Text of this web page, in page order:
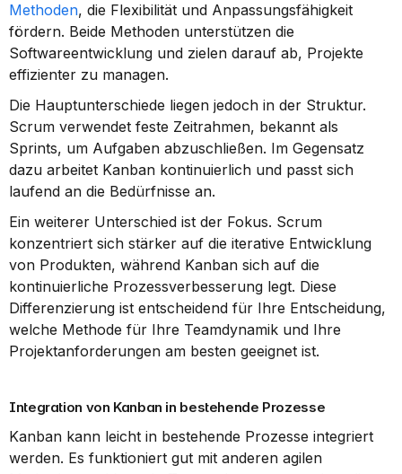
Methoden, die Flexibilität und Anpassungsfähigkeit
fördern. Beide Methoden unterstützen die
Softwareentwicklung und zielen darauf ab, Projekte
effizienter zu managen.
Die Hauptunterschiede liegen jedoch in der Struktur.
Scrum verwendet feste Zeitrahmen, bekannt als
Sprints, um Aufgaben abzuschließen. Im Gegensatz
dazu arbeitet Kanban kontinuierlich und passt sich
laufend an die Bedürfnisse an.
Ein weiterer Unterschied ist der Fokus. Scrum
konzentriert sich stärker auf die iterative Entwicklung
von Produkten, während Kanban sich auf die
kontinuierliche Prozessverbesserung legt. Diese
Differenzierung ist entscheidend für Ihre Entscheidung,
welche Methode für Ihre Teamdynamik und Ihre
Projektanforderungen am besten geeignet ist.
Integration von Kanban in bestehende Prozesse
Kanban kann leicht in bestehende Prozesse integriert
werden. Es funktioniert gut mit anderen agilen